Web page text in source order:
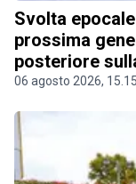
Svolta
prossima
posteriore
06 agosto 2026, 15.15